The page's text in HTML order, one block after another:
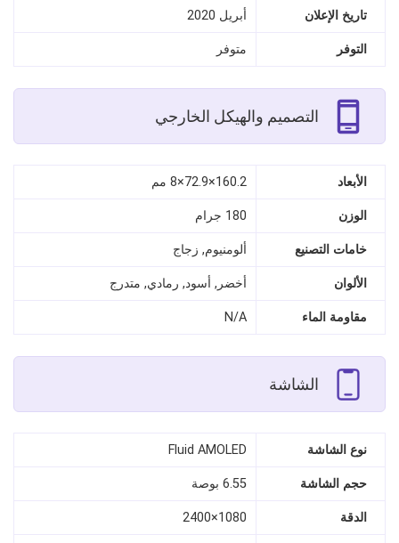
تاريخ الإعلان أبريل 2020
التوفر متوفر
التصميم والهيكل الخارجي
الأبعاد 160.2×72.9×8 مم
الوزن 180 جرام
خامات التصنيع ألومنيوم, زجاج
الألوان أخضر, أسود, رمادي, متدرج
مقاومة الماء N/A
الشاشة
نوع الشاشة Fluid AMOLED
حجم الشاشة 6.55 بوصة
الدقة 1080×2400